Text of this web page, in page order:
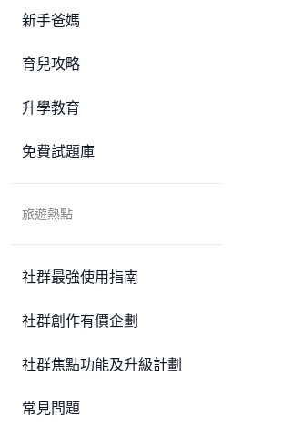
新手爸媽
育兒攻略
升學教育
免費試題庫
旅遊熱點
社群最強使用指南
社群創作有價企劃
社群焦點功能及升級計劃
常見問題